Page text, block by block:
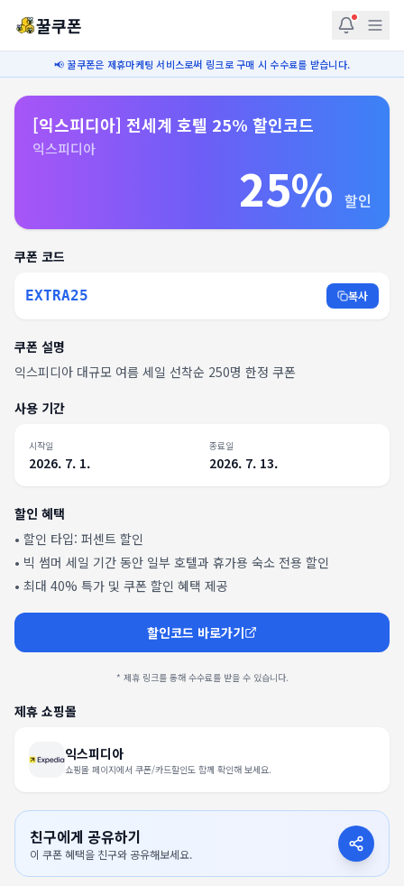
꿀쿠폰
📢 꿀쿠폰은 제휴마케팅 서비스로써 링크로 구매 시 수수료를 받습니다.
[익스피디아] 전세계 호텔 25% 할인코드
익스피디아
25% 할인
쿠폰 코드
EXTRA25 복사
쿠폰 설명
익스피디아 대규모 여름 세일 선착순 250명 한정 쿠폰
사용 기간
시작일
2026. 7. 1.
종료일
2026. 7. 13.
할인 혜택
• 할인 타입: 퍼센트 할인
• 빅 썸머 세일 기간 동안 일부 호텔과 휴가용 숙소 전용 할인
• 최대 40% 특가 및 쿠폰 할인 혜택 제공
할인코드 바로가기
* 제휴 링크를 통해 수수료를 받을 수 있습니다.
제휴 쇼핑몰
익스피디아
쇼핑몰 페이지에서 쿠폰/카드할인도 함께 확인해 보세요.
친구에게 공유하기
이 쿠폰 혜택을 친구와 공유해보세요.